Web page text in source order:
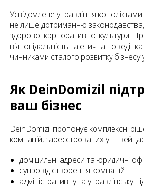
Усвідомлене управління конфліктами
не лише дотриманню
здорової корпоративної культури.
відповідальність та етична
чинниками сталого розвитку бізнесу
Як DeinDomizil
ваш бізнес
DeinDomizil пропонує комплексні
компаній, зареєстрованих у
доміцильні адреси та юридичні
супровід створення компаній
адміністративну та управлінську